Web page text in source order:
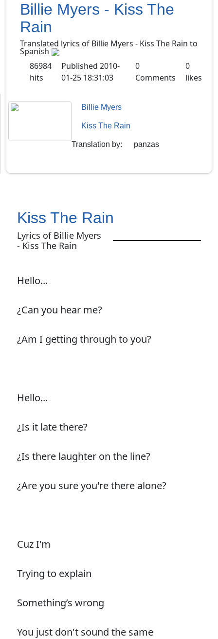
Billie Myers - Kiss The
Rain
Translated lyrics of Billie Myers - Kiss The Rain to
Spanish
86984
hits
Published 2010-
01-25 18:31:03
0
Comments
0
likes
Billie Myers
Kiss The Rain
Translation by: panzas
Kiss The Rain
Lyrics of Billie Myers
- Kiss The Rain
Hello...
¿Can you hear me?
¿Am I getting through to you?
Hello...
¿Is it late there?
¿Is there laughter on the line?
¿Are you sure you're there alone?
Cuz I'm
Trying to explain
Something’s wrong
You just don't sound the same